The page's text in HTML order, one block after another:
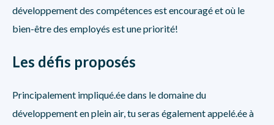
développement des compétences est encouragé et où le
bien-être des employés est une priorité!
Les défis proposés
Principalement impliqué.ée dans le domaine du
développement en plein air, tu seras également appelé.ée à